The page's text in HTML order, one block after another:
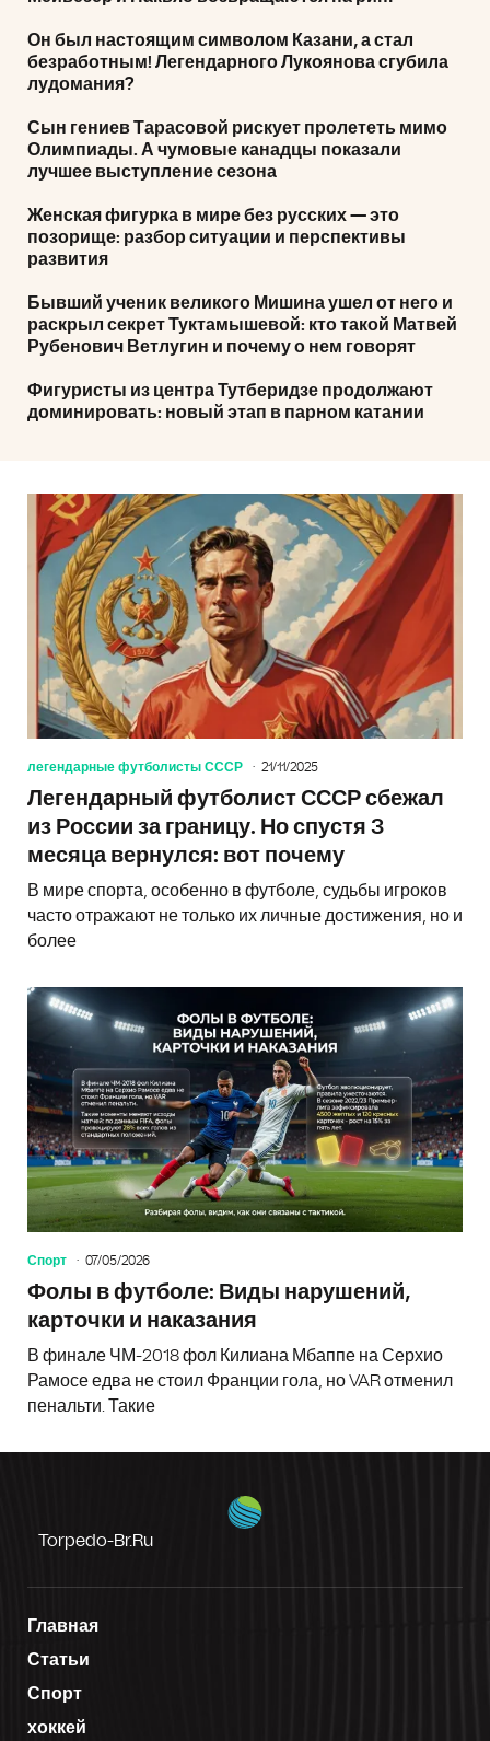
Он был настоящим символом Казани, а стал
безработным! Легендарного Лукоянова сгубила
лудомания?
Сын гениев Тарасовой рискует пролететь мимо
Олимпиады. А чумовые канадцы показали
лучшее выступление сезона
Женская фигурка в мире без русских — это
позорище: разбор ситуации и перспективы
развития
Бывший ученик великого Мишина ушел от него и
раскрыл секрет Туктамышевой: кто такой Матвей
Рубенович Ветлугин и почему о нем говорят
Фигуристы из центра Тутберидзе продолжают
доминировать: новый этап в парном катании
легендарные футболисты СССР 21/11/2025
Легендарный футболист СССР сбежал
из России за границу. Но спустя 3
месяца вернулся: вот почему
В мире спорта, особенно в футболе, судьбы игроков
часто отражают не только их личные достижения, но и
более
Спорт 07/05/2026
Фолы в футболе: Виды нарушений,
карточки и наказания
В финале ЧМ-2018 фол Килиана Мбаппе на Серхио
Рамосе едва не стоил Франции гола, но VAR отменил
пенальти. Такие
Torpedo-Br.ru
Главная
Статьи
Спорт
хоккей